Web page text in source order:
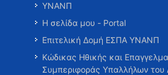
ΥΝΑΝΠ
Η σελίδα μου - Portal
Επιτελική Δομή ΕΣΠΑ ΥΝΑΝΠ
Κώδικας Ηθικής και
Συμπεριφοράς Υπαλλήλων του